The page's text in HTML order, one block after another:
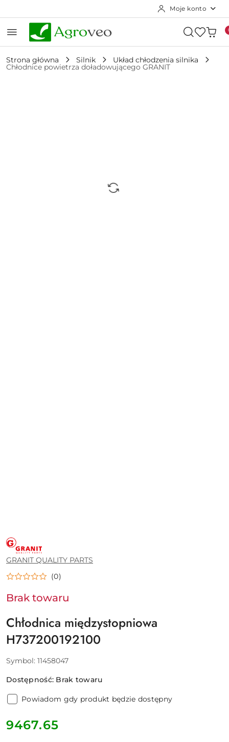
Moje konto
Strona główna Silnik Układ chłodzenia silnika
Chłodnice powietrza doładowującego GRANIT
GRANIT
QUALITY
PARTS
GRANIT QUALITY PARTS
(0)
Brak towaru
Chłodnica międzystopniowa
H737200192100
Symbol: 11458047
Dostępność: Brak towaru
Powiadom gdy produkt będzie dostępny
cena:
9467.65